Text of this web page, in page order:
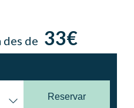
des de 33€
Reservar